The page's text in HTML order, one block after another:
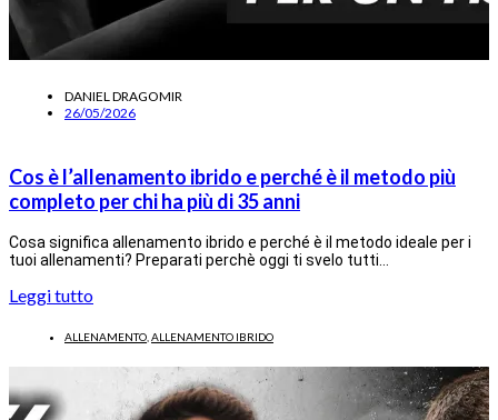
DANIEL DRAGOMIR
26/05/2026
Cos è l’allenamento ibrido e perché è il metodo più
completo per chi ha più di 35 anni
Cosa significa allenamento ibrido e perché è il metodo ideale per i
tuoi allenamenti? Preparati perchè oggi ti svelo tutti…
Leggi tutto
ALLENAMENTO ALLENAMENTO IBRIDO